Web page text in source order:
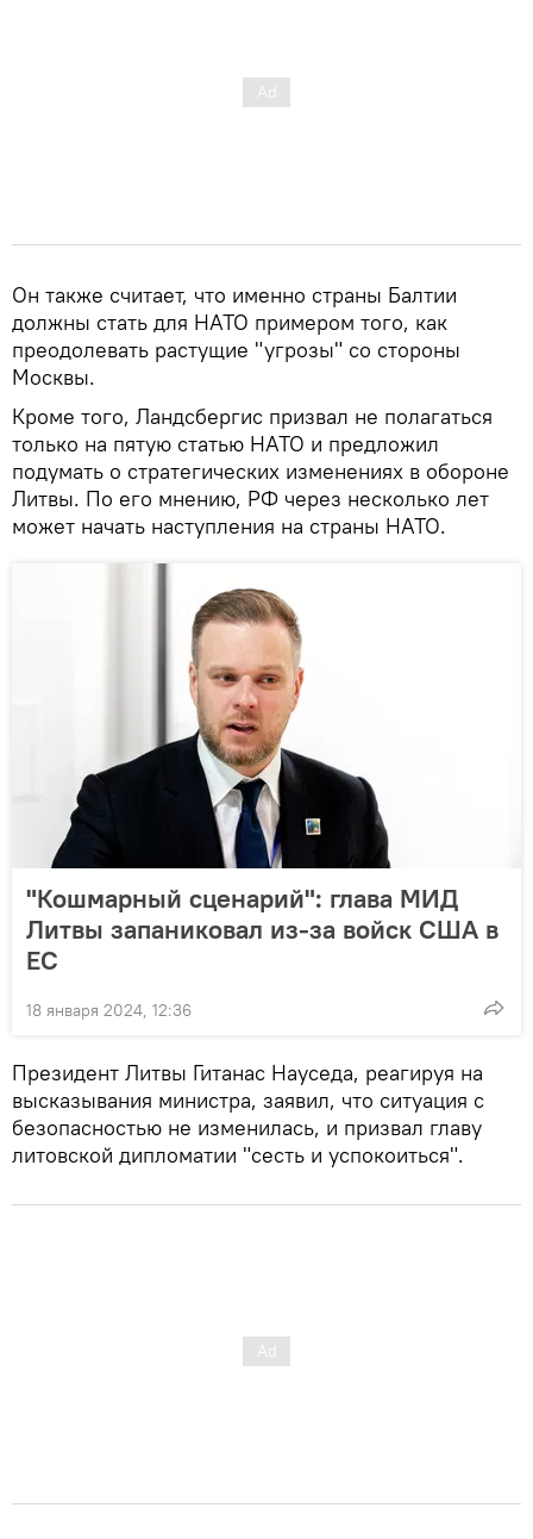
Он также считает, что именно страны Балтии
должны стать для НАТО примером того, как
преодолевать растущие "угрозы" со стороны
Москвы.
Кроме того, Ландсбергис призвал не полагаться
только на пятую статью НАТО и предложил
подумать о стратегических изменениях в обороне
Литвы. По его мнению, РФ через несколько лет
может начать наступления на страны НАТО.
"Кошмарный сценарий": глава МИД
Литвы запаниковал из-за войск США в
ЕС
18 января 2024, 12:36
Президент Литвы Гитанас Науседа, реагируя на
высказывания министра, заявил, что ситуация с
безопасностью не изменилась, и призвал главу
литовской дипломатии "сесть и успокоиться".